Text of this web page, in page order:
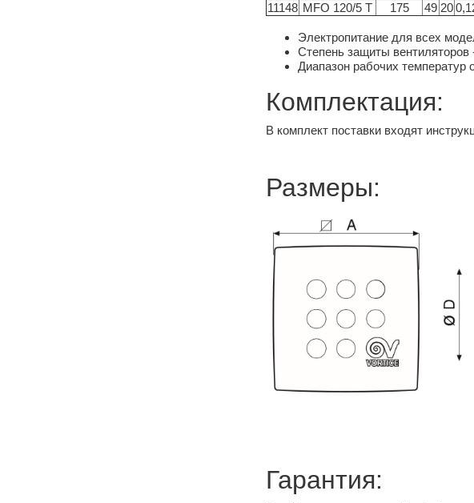
11148 MFO 120/5 T 175 49 20
Электропитание для всех
Степень защиты вентиляторов
Диапазон рабочих температур
Комплектация:
В комплект поставки входят
Размеры:
Гарантия: